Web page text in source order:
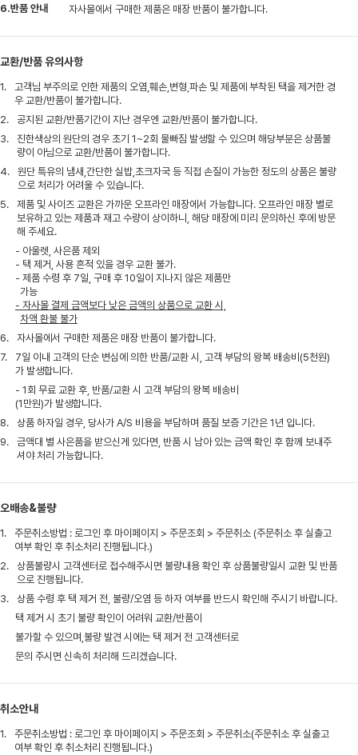
6.반품 안내
자사몰에서 구매한 제품은 매장 반품이 불가합니다.
교환/반품 유의사항
1.
고객님 부주의로 인한 제품의 오염,훼손,변형,파손 및 제품에 부착된 택을 제거한 경
우 교환/반품이 불가합니다.
2.
공지된 교환/반품기간이 지난 경우엔 교환/반품이 불가합니다.
3.
진한색상의 원단의 경우 초기 1~2회 물빠짐 발생할 수 있으며 해당부분은 상품불
량이 아님으로 교환/반품이 불가합니다.
4.
원단 특유의 냄새,간단한 실밥,초크자국 등 직접 손질이 가능한 정도의 상품은 불량
으로 처리가 어려울 수 있습니다.
5.
제품 및 사이즈 교환은 가까운 오프라인 매장에서 가능합니다. 오프라인 매장 별로
보유하고 있는 제품과 재고 수량이 상이하니, 해당 매장에 미리 문의하신 후에 방문
해 주세요.
- 아울렛, 사은품 제외
- 택 제거, 사용 흔적 있을 경우 교환 불가.
- 제품 수령 후 7일, 구매 후 10일이 지나지 않은 제품만
가능
- 자사몰 결제 금액보다 낮은 금액의 상품으로 교환 시,
차액 환불 불가
6.
자사몰에서 구매한 제품은 매장 반품이 불가합니다.
7.
7일 이내 고객의 단순 변심에 의한 반품/교환 시, 고객 부담의 왕복 배송비(5천원)
가 발생합니다.
- 1회 무료 교환 후, 반품/교환 시 고객 부담의 왕복 배송비
(1만원)가 발생합니다.
8.
상품 하자일 경우, 당사가 A/S 비용을 부담하며 품질 보증 기간은 1년 입니다.
9.
금액대 별 사은품을 받으신게 있다면, 반품 시 남아 있는 금액 확인 후 함께 보내주
셔야 처리 가능합니다.
오배송&불량
1.
주문취소방법 : 로그인 후 마이페이지 > 주문조회 > 주문취소 (주문취소 후 실출고
여부 확인 후 취소처리 진행됩니다.)
2.
상품불량시 고객센터로 접수해주시면 불량내용 확인 후 상품불량일시 교환 및 반품
으로 진행됩니다.
3.
상품 수령 후 택 제거 전, 불량/오염 등 하자 여부를 반드시 확인해 주시기 바랍니다.
택 제거 시 초기 불량 확인이 어려워 교환/반품이
불가할 수 있으며,불량 발견 시에는 택 제거 전 고객센터로
문의 주시면 신속히 처리해 드리겠습니다.
취소안내
1.
주문취소방법 : 로그인 후 마이페이지 > 주문조회 > 주문취소(주문취소 후 실출고
여부 확인 후 취소처리 진행됩니다.)